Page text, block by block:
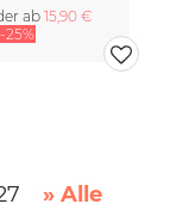
ab15,90 €
-25%
» Alle